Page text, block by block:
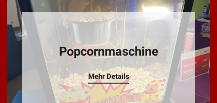
Popcornmaschine
Mehr Details